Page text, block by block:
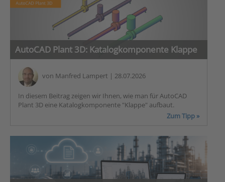
AutoCAD Plant 3D: Katalogkomponente Klappe
von Manfred Lampert | 28.07.2026
In diesem Beitrag zeigen wir Ihnen, wie man für AutoCAD
Plant 3D eine Katalogkomponente "Klappe" aufbaut.
Zum Tipp »